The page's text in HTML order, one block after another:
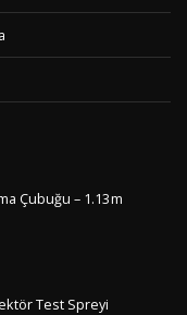
Çubuğu – 1.13m
Test Spreyi